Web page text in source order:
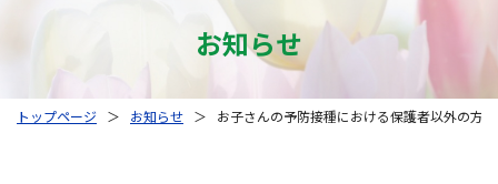
お知らせ
トップページ ＞ お知らせ ＞ お子さんの予防接種における保護者以外の方